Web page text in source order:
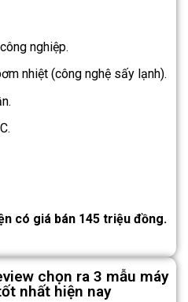
nghiệp.
nhiệt (công nghệ sấy lạnh).
có giá bán 145 triệu đồng.
chọn ra 3 mẫu máy
nhất hiện nay